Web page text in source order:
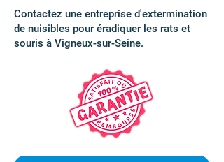
Contactez une entreprise d'extermination
de nuisibles pour éradiquer les rats et
souris à Vigneux-sur-Seine.